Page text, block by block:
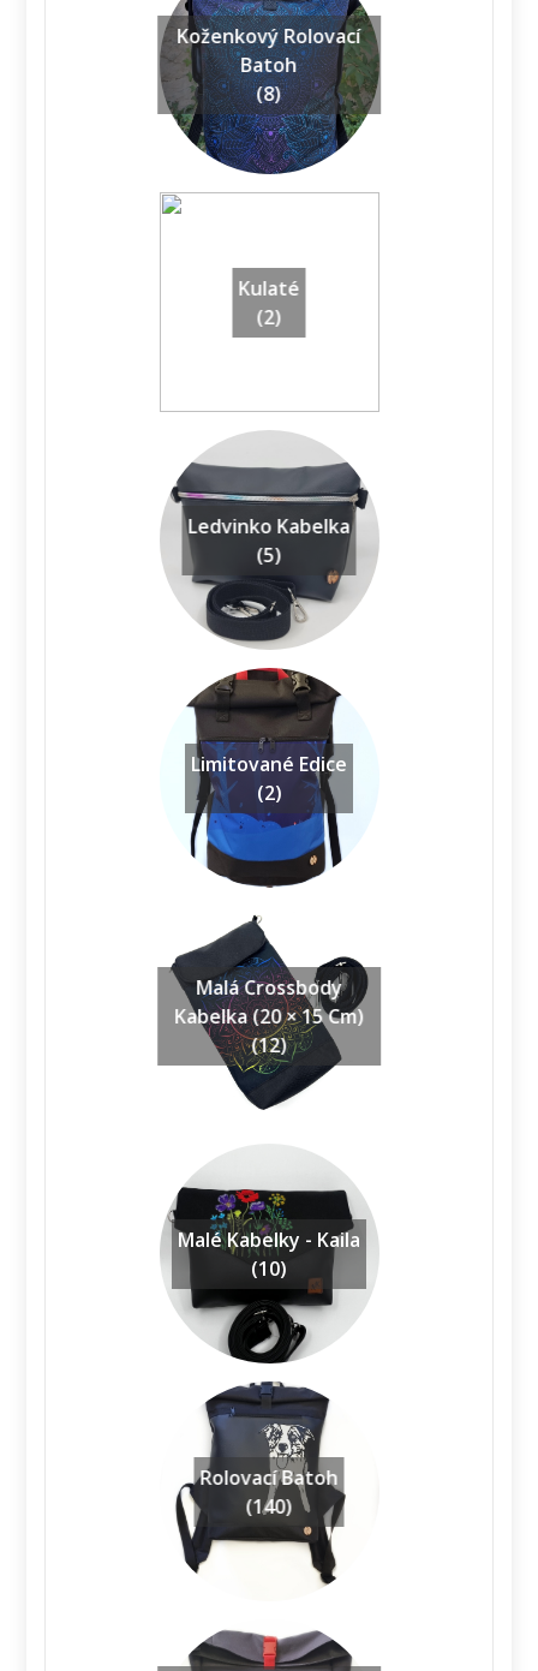
Koženkový Rolovací
Batoh
(8)
Kulaté
(2)
Ledvinko Kabelka
(5)
Limitované Edice
(2)
Malá Crossbody
Kabelka (20 × 15 Cm)
(12)
Malé Kabelky - Kaila
(10)
Rolovací Batoh
(140)